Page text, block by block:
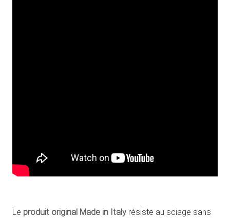
Le produit original Made in Italyrésiste au sciage sans